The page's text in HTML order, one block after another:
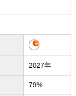
2027年
79%